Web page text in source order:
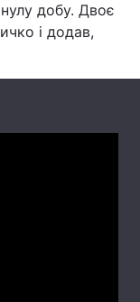
добу. Двоє
і додав,